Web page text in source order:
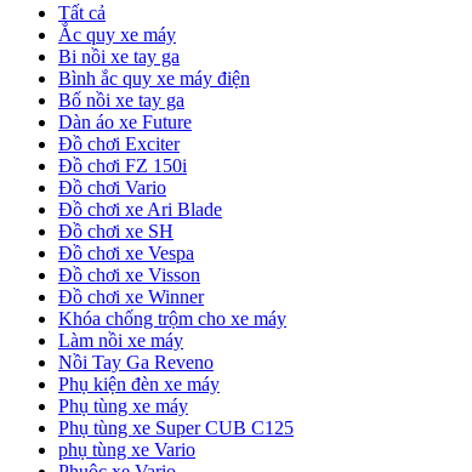
Tất cả
Ắc quy xe máy
Bi nồi xe tay ga
Bình ắc quy xe máy điện
Bố nồi xe tay ga
Dàn áo xe Future
Đồ chơi Exciter
Đồ chơi FZ 150i
Đồ chơi Vario
Đồ chơi xe Ari Blade
Đồ chơi xe SH
Đồ chơi xe Vespa
Đồ chơi xe Visson
Đồ chơi xe Winner
Khóa chống trộm cho xe máy
Làm nồi xe máy
Nồi Tay Ga Reveno
Phụ kiện đèn xe máy
Phụ tùng xe máy
Phụ tùng xe Super CUB C125
phụ tùng xe Vario